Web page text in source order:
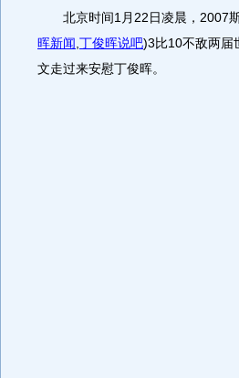
北京时间1月22日凌晨，2007斯
晖新闻 丁俊晖说吧)3比10不敌两届
文走过来安慰丁俊晖。